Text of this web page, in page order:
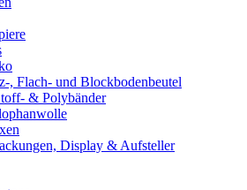
, Flach- und Blockbodenbeutel
& Polybänder
Display & Aufsteller